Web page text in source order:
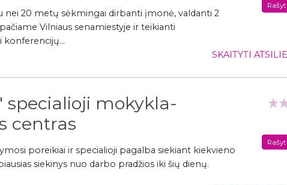
nei 20 metų sėkmingai dirbanti įmonė, valdanti 2
Vilniaus senamiestyje ir teikianti
SKAITYTI
specialioji mokykla-
centras
poreikiai ir specialioji pagalba siekiant kiekvieno
siekinys nuo darbo pradžios iki šių dienų.